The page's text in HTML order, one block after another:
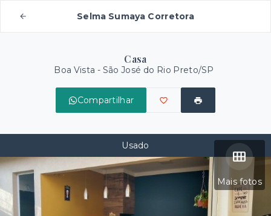
Selma Sumaya Corretora
Casa
Boa Vista - São José do Rio Preto/SP
Compartilhar
Mais fotos
Usado